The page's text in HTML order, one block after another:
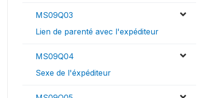
MS09Q03
Lien de parenté avec l'expéditeur
MS09Q04
Sexe de l'éxpéditeur